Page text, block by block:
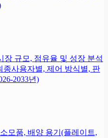
장 규모, 점유율 및 성장 분석
종사용자별, 제어 방식별, 판
2033년)
모품, 배양 용기(플레이트,